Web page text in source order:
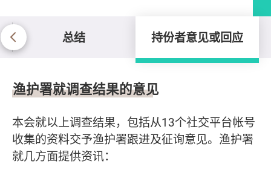
总结 持份者意见或回应
持份者意见或回应
渔护署就调查结果的意见
本会就以上调查结果，包括从13个社交平台帐号
收集的资料交予渔护署跟进及征询意见。渔护署
就几方面提供资讯：